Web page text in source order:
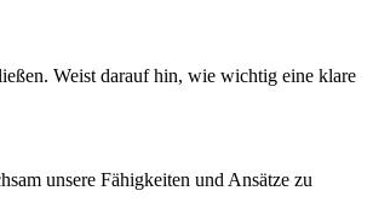
Weist darauf hin, wie wichtig eine klare
unsere Fähigkeiten und Ansätze zu